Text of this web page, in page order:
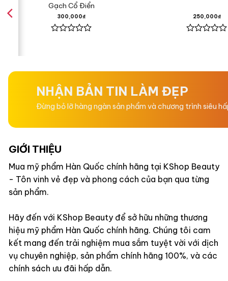
Gạch Cổ Điển
300,000₫
5
250,000₫
5
NHẬN BẢN TIN LÀM ĐẸP
Đừng bỏ lỡ hàng ngàn sản phẩm và chương trình siêu
GIỚI THIỆU
Mua mỹ phẩm Hàn Quốc chính hãng tại KShop Beauty
- Tôn vinh vẻ đẹp và phong cách của bạn qua từng
sản phẩm.
Hãy đến với KShop Beauty để sở hữu những thương
hiệu mỹ phẩm Hàn Quốc chính hãng. Chúng tôi cam
kết mang đến trải nghiệm mua sắm tuyệt vời với dịch
vụ chuyên nghiệp, sản phẩm chính hãng 100%, và các
chính sách ưu đãi hấp dẫn.